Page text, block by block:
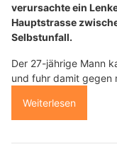
verursachte ein
Hauptstrasse
Selbstunfall.
Der 27-jährige Mann
und fuhr damit gegen
Weiterlesen